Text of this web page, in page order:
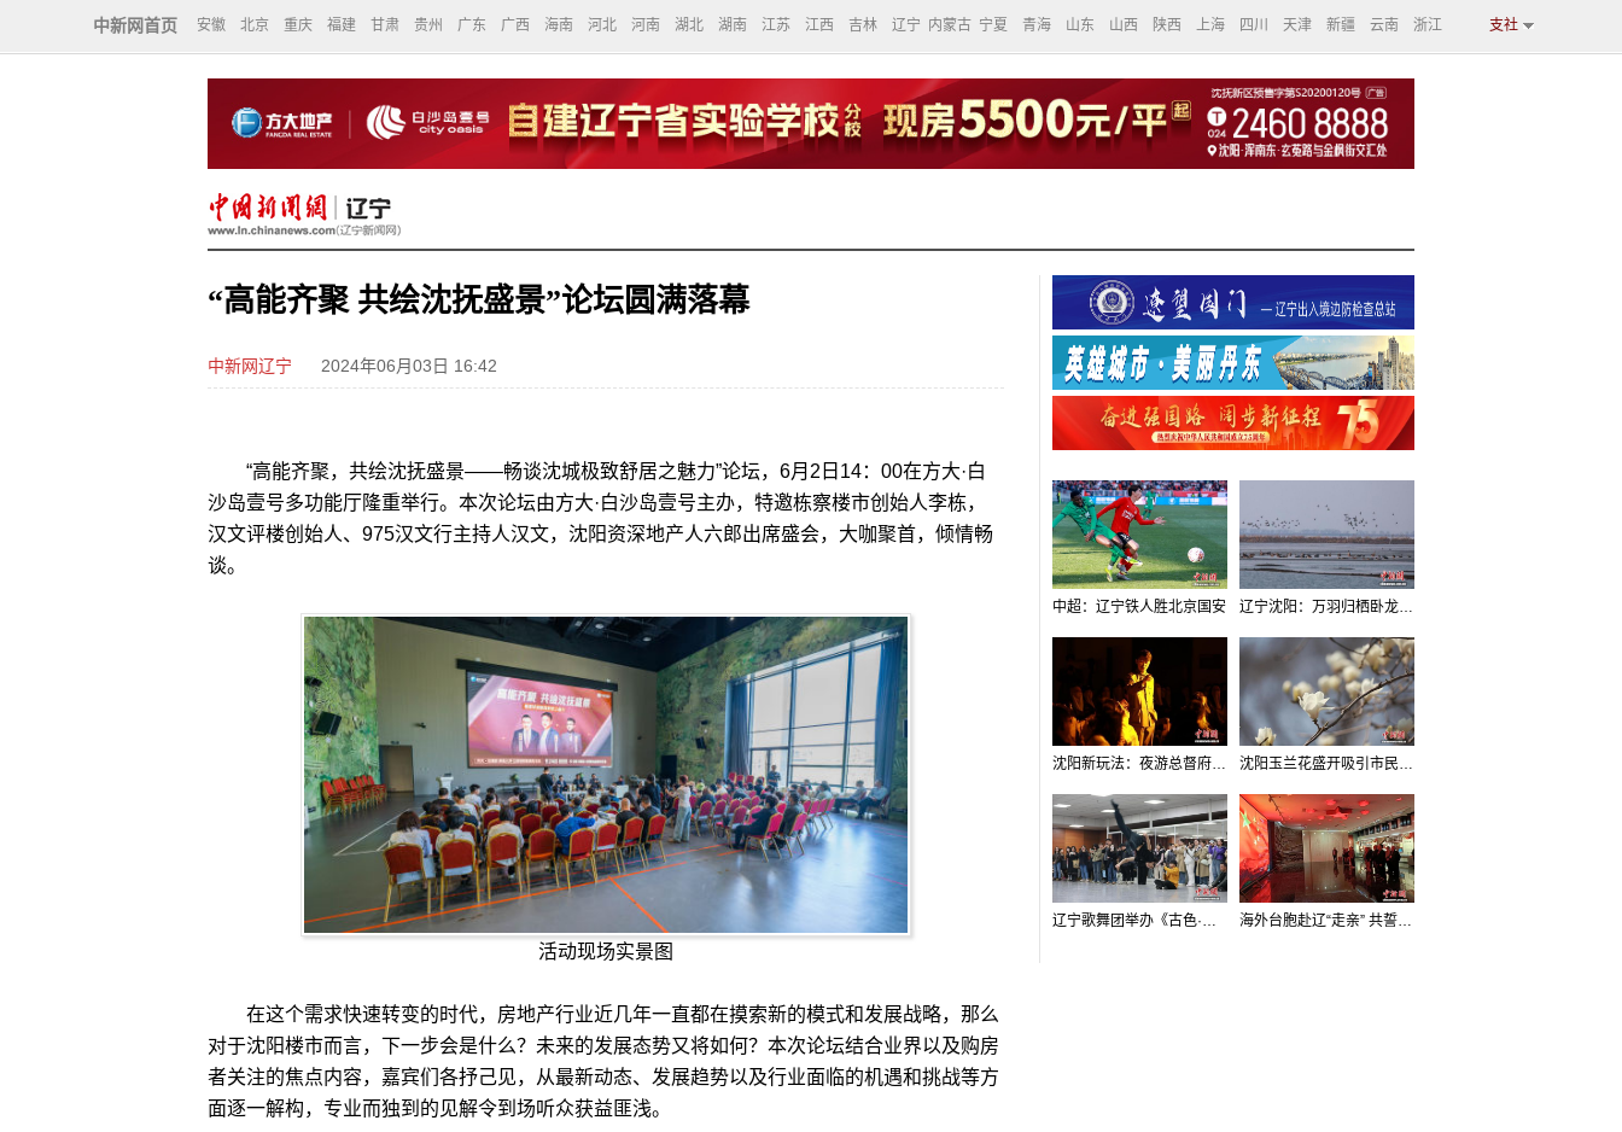
中新网首页 安徽 北京 重庆 福建 甘肃 贵州 广东 广西 海南 河北 河南 湖北 湖南 江苏 江西 吉林 辽宁 内蒙古 宁夏 青海 山东 山西 陕西 上海 四川 天津 新疆 云南 浙江 支社
“高能齐聚 共绘沈抚盛景”论坛圆满落幕
中新网辽宁 2024年06月03日 16:42
“高能齐聚，共绘沈抚盛景——畅谈沈城极致舒居之魅力”论坛，6月2日14：00在方大·白
沙岛壹号多功能厅隆重举行。本次论坛由方大·白沙岛壹号主办，特邀栋察楼市创始人李栋，
汉文评楼创始人、975汉文行主持人汉文，沈阳资深地产人六郎出席盛会，大咖聚首，倾情畅
谈。
活动现场实景图
在这个需求快速转变的时代，房地产行业近几年一直都在摸索新的模式和发展战略，那么
对于沈阳楼市而言，下一步会是什么？未来的发展态势又将如何？本次论坛结合业界以及购房
者关注的焦点内容，嘉宾们各抒己见，从最新动态、发展趋势以及行业面临的机遇和挑战等方
面逐一解构，专业而独到的见解令到场听众获益匪浅。
中超：辽宁铁人胜北京国安 辽宁沈阳：万羽归栖卧龙湖看群鸟齐飞
沈阳新玩法：夜游总督府，当一回“赴宴者” 沈阳玉兰花盛开吸引市民打卡
辽宁歌舞团举办《古色·国宝辽宁》排练开放日活动 海外台胞赴辽“走亲” 共誓“和平初心”